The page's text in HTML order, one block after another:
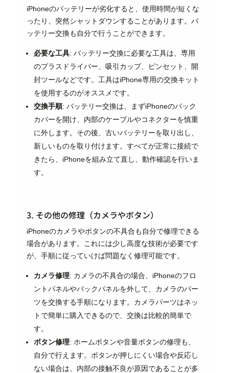
iPhoneのバッテリーが劣化すると、使用時間が短くな
ったり、突然シャットダウンすることがあります。バ
ッテリー交換も自分で行うことができます。
必要な工具: バッテリー交換に必要な工具は、専用
のプラスドライバー、吸引カップ、ピンセット、開
封ツールなどです。工具はiPhone専用の交換キット
を使用するのがオススメです。
交換手順: バッテリー交換は、まずiPhoneのバック
カバーを開け、内部のケーブルやコネクターを慎重
に外します。その後、古いバッテリーを取り出し、
新しいものを取り付けます。すべてが正常に接続で
きたら、iPhoneを組み立て直し、動作確認を行いま
す。
3. その他の修理（カメラやボタン）
iPhoneのカメラやボタンの不具合も自分で修理できる
場合があります。これには少し高度な技術が必要です
が、手順に従っていけば問題なく修理可能です。
カメラ修理: カメラの不具合の場合、iPhoneのフロ
ントパネルやバックパネルを外して、カメラのパー
ツを交換する手順になります。カメラパーツはネッ
トで簡単に購入できるので、交換は比較的簡単で
す。
ボタン修理: ホームボタンや音量ボタンの修理も、
自分で行えます。ボタンが押しにくい場合や反応し
ない場合は、内部の接触不良が原因であることが多